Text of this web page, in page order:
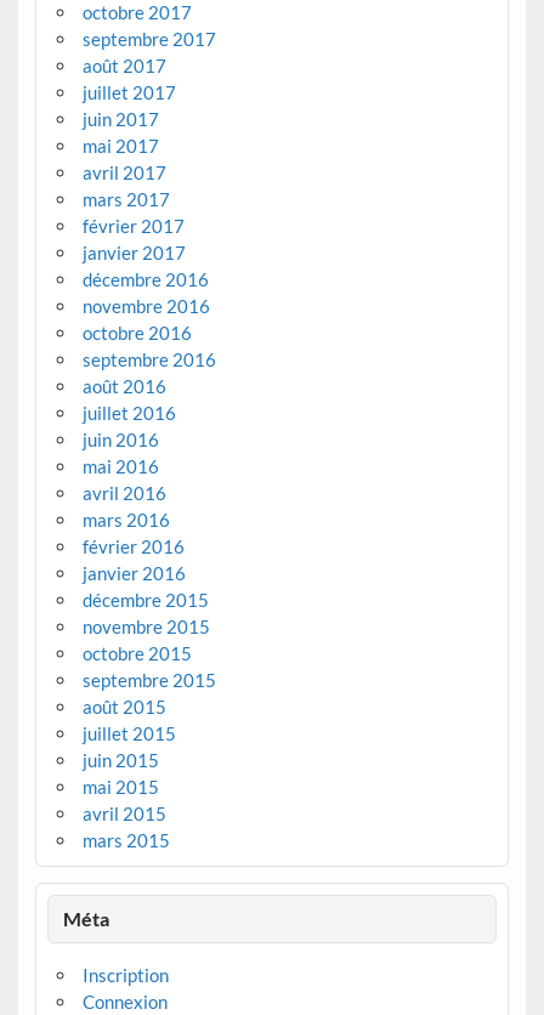
octobre 2017
septembre 2017
août 2017
juillet 2017
juin 2017
mai 2017
avril 2017
mars 2017
février 2017
janvier 2017
décembre 2016
novembre 2016
octobre 2016
septembre 2016
août 2016
juillet 2016
juin 2016
mai 2016
avril 2016
mars 2016
février 2016
janvier 2016
décembre 2015
novembre 2015
octobre 2015
septembre 2015
août 2015
juillet 2015
juin 2015
mai 2015
avril 2015
mars 2015
Méta
Inscription
Connexion